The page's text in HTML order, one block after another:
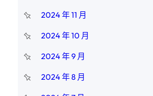
2024 年 11 月
2024 年 10 月
2024 年 9 月
2024 年 8 月